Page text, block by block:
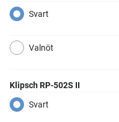
Svart
Valnöt
Klipsch RP-502S II
Svart